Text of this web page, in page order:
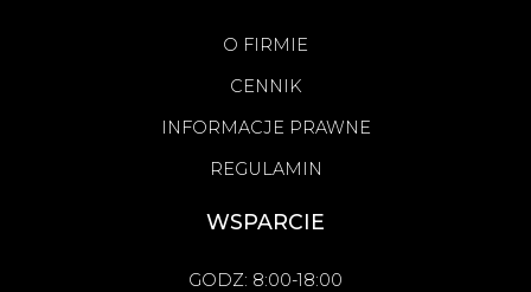
O FIRMIE
CENNIK
INFORMACJE PRAWNE
REGULAMIN
WSPARCIE
GODZ: 8:00-18:00